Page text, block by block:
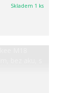
Skladem 1 ks